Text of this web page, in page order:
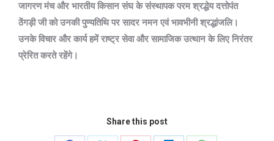
जागरण मंच और भारतीय किसान संघ के संस्थापक परम श्रद्धेय दत्तोपंत
ठेंगड़ी जी को उनकी पुण्यतिथि पर सादर नमन एवं भावभीनी श्रद्धांजलि।
उनके विचार और कार्य हमें राष्ट्र सेवा और सामाजिक उत्थान के लिए निरंतर
प्रेरित करते रहेंगे।
Share this post